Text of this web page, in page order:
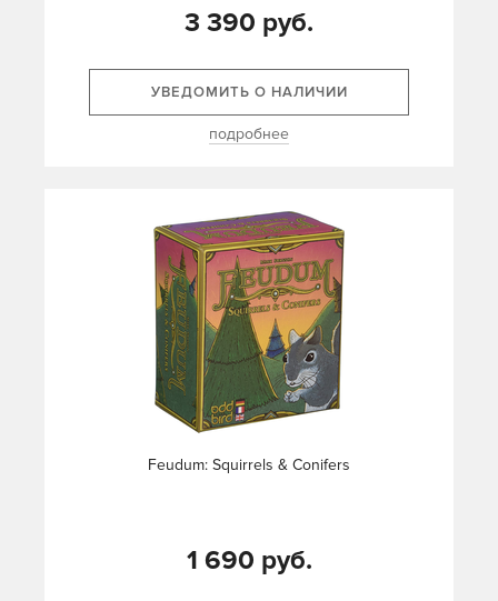
3 390 руб.
УВЕДОМИТЬ О НАЛИЧИИ
подробнее
Feudum: Squirrels & Conifers
1 690 руб.